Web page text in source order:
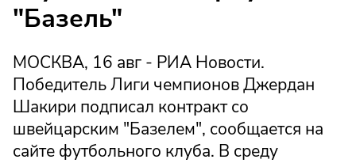
"Базель"
МОСКВА, 16 авг - РИА Новости.
Победитель Лиги чемпионов Джердан
Шакири подписал контракт со
швейцарским "Базелем", сообщается на
сайте футбольного клуба. В среду